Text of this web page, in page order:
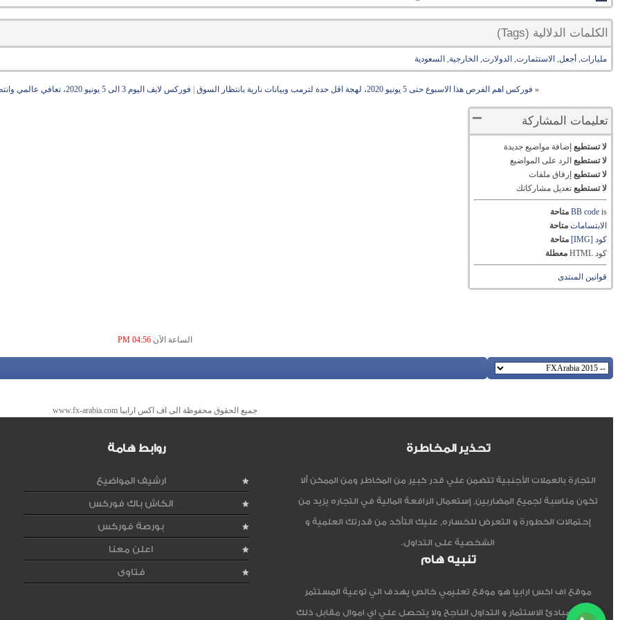
الكلمات الدلالية (Tags)
مليارات, أجعل, الاستثمارت, الدولارت, الخارجية, السعودية
« فوركس اهم الفرص هذا الاسبوع حتى 5 يونيو 2020، لهجة اقل حدة لترمب وبيانات نارية بانتظار السوق | فوركس لايف اليوم 3 الى 5 يونيو 2020، تعافي عالمي وانتظار بيانات الجمعة
تعليمات المشاركة
لا تستطيع إضافة مواضيع جديدة
لا تستطيع الرد على المواضيع
لا تستطيع إرفاق ملفات
لا تستطيع تعديل مشاركاتك
BB codeis
متاحة
الابتسامات متاحة
كود [IMG]
متاحة
كود HTML
معطلة
قوانين المنتدى
الساعة الآن 04:56 PM
جميع الحقوق محفوظة الى اف اكس ارابيا www.fx-arabia.com
تحذير المخاطرة
التجارة بالعملات الأجنبية تتضمن علي قدر كبير من المخاطر ومن الممكن ألا
تكون مناسبة لجميع المضاربين, إستعمال الرافعة المالية في التجاره يزيد من
إحتمالات الخطورة و التعرض للخساره, عليك التأكد من قدرتك العلمية و
الشخصية على التداول.
تنبيه هام
موقع اف اكس ارابيا هو موقع تعليمي خالص يهدف الي توعية المستثمر
العربي مبادئ الاستثمار و التداول الناجح ولا يتحصل علي اي اموال مقابل ذلك
روابط هامة
ارشيف المواضيع
الكاش باك فوركس
بورصة فوركس
اعلن معنا
فتاوى